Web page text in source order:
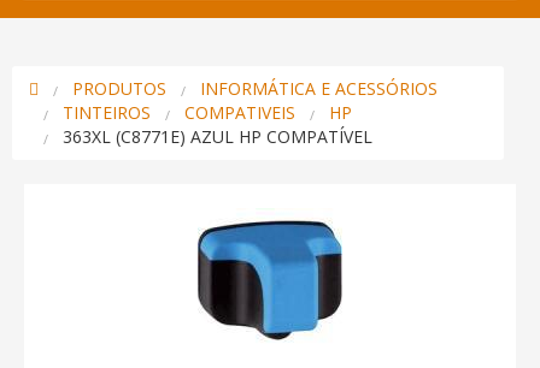
PRODUTOS
INFORMÁTICA E ACESSÓRIOS
TINTEIROS
COMPATIVEIS
HP
363XL (C8771E) AZUL HP COMPATÍVEL